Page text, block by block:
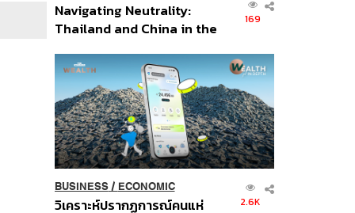
Navigating Neutrality:
Thailand and China in the
Order
169
BUSINESS/ ECONOMIC
วิเคราะห์ปรากฏการณ์คนแห่ 2.6K